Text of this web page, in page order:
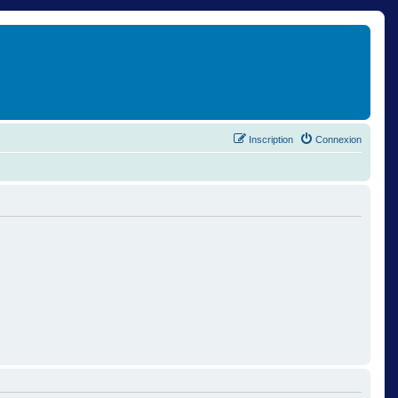
Connexion
Inscription